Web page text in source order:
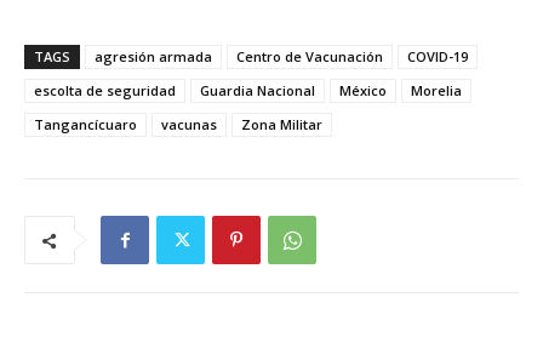
TAGS agresión armada Centro de Vacunación
COVID-19
escolta de seguridad
Guardia Nacional México
Morelia
Tangancícuaro
vacunas Zona Militar